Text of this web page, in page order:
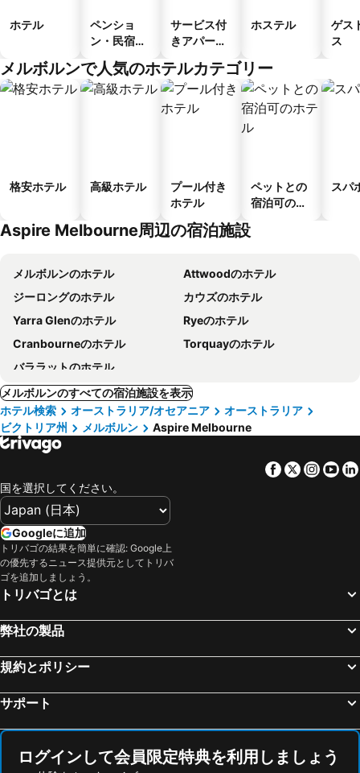
ホテル
ペンショ
ン・民宿・
ス
サービス付
きアパート
ホステル
ゲス
ス
メルボルンで人気のホテルカテゴリー
格安ホテル 高級ホテル
プール付き
ホテル
ペットとの
宿泊可のホ
スパ
Aspire Melbourne周辺の宿泊施設
メルボルンのホテル
Attwoodのホテル
ジーロングのホテル
カウズのホテル
Yarra Glenのホテル
Ryeのホテル
Cranbourneのホテル
Torquayのホテル
バララットのホテル
メルボルンのすべての宿泊施設を表示
ホテル検索
オーストラリア/オセアニア
オーストラリア
ビクトリア州
メルボルン Aspire Melbourne
Facebook
Twitter
国を選択してください。
Googleに追加
トリバゴの結果を簡単に確認: Google上
の優先するニュース提供元としてトリバ
ゴを追加しましょう。
トリバゴとは
弊社の製品
規約とポリシー
サポート
ログインして会員限定特典を利用しましょう